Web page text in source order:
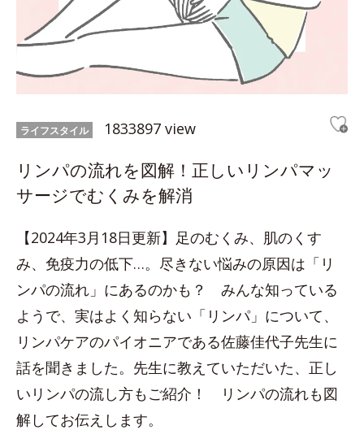
ライフスタイル 1833897 view
リンパの流れを図解！正しいリンパマッ
サージでむくみを解消
【2024年3月18日更新】足のむくみ、肌のくす
み、免疫力の低下…。尽きない悩みの原因は「リ
ンパの流れ」にあるのかも？ みんな知っている
ようで、実はよく知らない「リンパ」について、
リンパケアのパイオニアである佐藤佳代子先生に
話を聞きました。先生に教えていただいた、正し
いリンパの流し方もご紹介！ リンパの流れも図
解してお伝えします。